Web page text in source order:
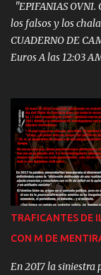
"EPIFANIAS
los falsos y los
CUADERNO DE
Euros A las 12:03
vez les haría
el fruto de aquella
ufológicas surgen
por todo el mundo.
estar en contacto
miembros del culto
todo el planeta
Tenerife. Pero, tras
más siniestra...
TRAFICANTES DE
CON M DE
En 2017 la